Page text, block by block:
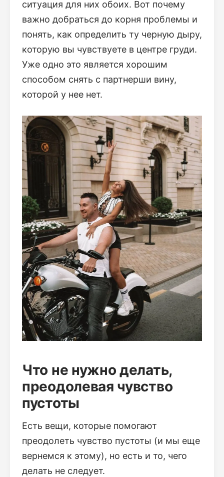
ситуация для них обоих. Вот почему
важно добраться до корня проблемы и
понять, как определить ту черную дыру,
которую вы чувствуете в центре груди.
Уже одно это является хорошим
способом снять с партнерши вину,
которой у нее нет.
Что не нужно делать,
преодолевая чувство
пустоты
Есть вещи, которые помогают
преодолеть чувство пустоты (и мы еще
вернемся к этому), но есть и то, чего
делать не следует.